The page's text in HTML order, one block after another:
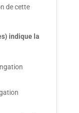
de cette
indique la